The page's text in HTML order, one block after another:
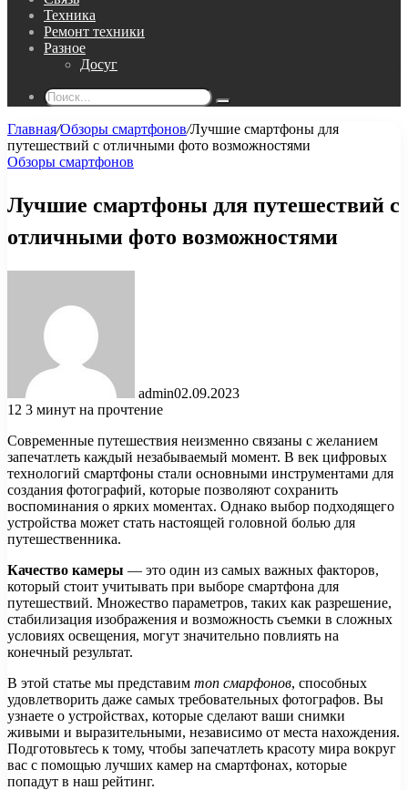
Техника
Ремонт техники
Разное
Досуг
Поиск...
Главная/Обзоры смартфонов/Лучшие смартфоны для
путешествий с отличными фото возможностями
Обзоры смартфонов
Лучшие смартфоны для путешествий с
отличными фото возможностями
admin02.09.2023
12 3 минут на прочтение
Современные путешествия неизменно связаны с желанием
запечатлеть каждый незабываемый момент. В век цифровых
технологий смартфоны стали основными инструментами для
создания фотографий, которые позволяют сохранить
воспоминания о ярких моментах. Однако выбор подходящего
устройства может стать настоящей головной болью для
путешественника.
Качество камеры — это один из самых важных факторов,
который стоит учитывать при выборе смартфона для
путешествий. Множество параметров, таких как разрешение,
стабилизация изображения и возможность съемки в сложных
условиях освещения, могут значительно повлиять на
конечный результат.
В этой статье мы представим топ смарфонов, способных
удовлетворить даже самых требовательных фотографов. Вы
узнаете о устройствах, которые сделают ваши снимки
живыми и выразительными, независимо от места нахождения.
Подготовьтесь к тому, чтобы запечатлеть красоту мира вокруг
вас с помощью лучших камер на смартфонах, которые
попадут в наш рейтинг.